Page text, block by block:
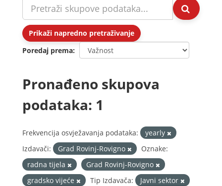
Prikaži napredno pretraživanje
Poredaj prema
Pronađeno skupova
podataka: 1
Frekvencija osvježavanja podataka:
yearly
Izdavači:
Grad Rovinj-Rovigno
Oznake:
radna tijela
Grad Rovinj-Rovigno
gradsko vijeće
Tip Izdavača:
Javni sektor